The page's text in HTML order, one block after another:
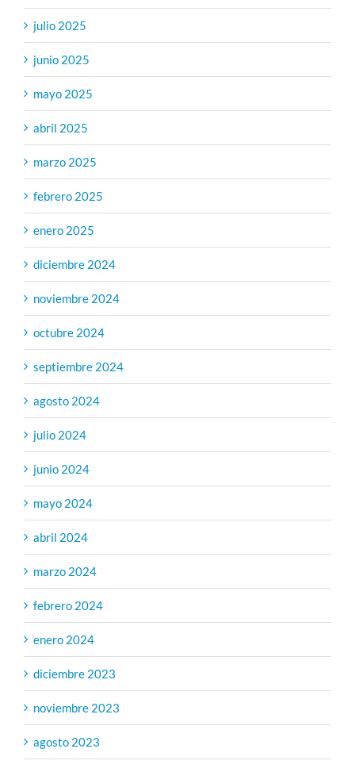
julio 2025
junio 2025
mayo 2025
abril 2025
marzo 2025
febrero 2025
enero 2025
diciembre 2024
noviembre 2024
octubre 2024
septiembre 2024
agosto 2024
julio 2024
junio 2024
mayo 2024
abril 2024
marzo 2024
febrero 2024
enero 2024
diciembre 2023
noviembre 2023
agosto 2023